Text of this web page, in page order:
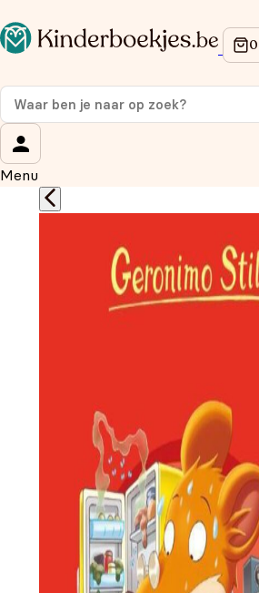
Menu
Op de hoogte blijven van onze
Meld je aan voor onze nieuwsbrief
korting
Wat is je voornaam?
Wat is je e-mailadres?*
Aanmelden
We gebruiken je gegevens om